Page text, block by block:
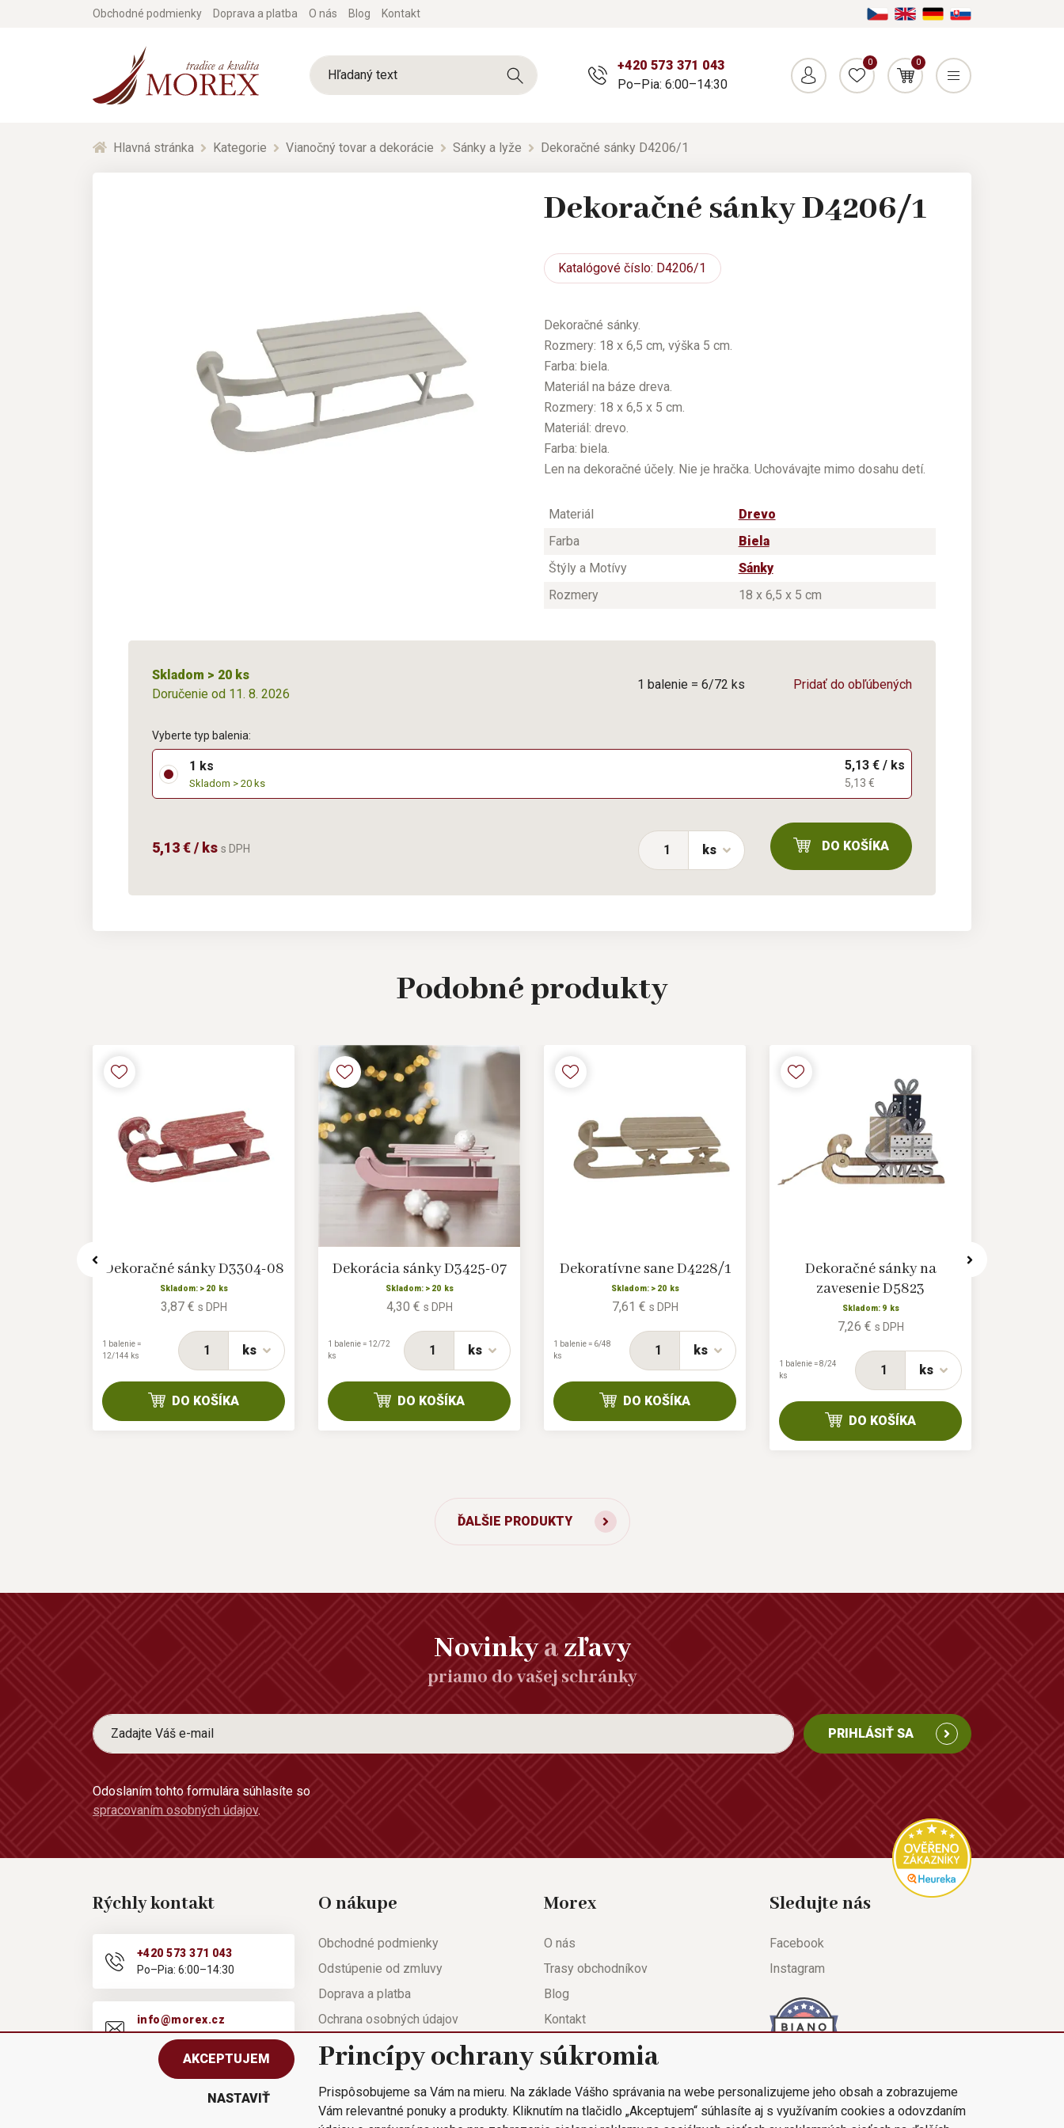
Obchodné podmienky Doprava a platba O nás Blog Kontakt
+420 573 371 043
Po–Pia: 6:00–14:30
0 0
Hlavná stránka Kategorie Vianočný tovar a dekorácie Sánky a lyže Dekoračné sánky D4206/1
Dekoračné sánky D4206/1
Katalógové číslo: D4206/1
Dekoračné sánky.
Rozmery: 18 x 6,5 cm, výška 5 cm.
Farba: biela.
Materiál na báze dreva.
Rozmery: 18 x 6,5 x 5 cm.
Materiál: drevo.
Farba: biela.
Len na dekoračné účely. Nie je hračka. Uchovávajte mimo dosahu detí.
Materiál
Drevo
Farba
Biela
Štýly a Motívy
Sánky
Rozmery
18 x 6,5 x 5 cm
Skladom > 20 ks
Doručenie od 11. 8. 2026
1 balenie = 6/72 ks Pridať do obľúbených
Vyberte typ balenia:
1 ks
Skladom > 20 ks
5,13 € / ks
5,13 €
5,13 € / ks s DPH ks DO KOŠÍKA
Podobnéprodukty
Dekoračné sánky D3304-08
Skladom: > 20 ks
3,87 € s DPH
ks
1 balenie =
12/144 ks
DO KOŠÍKA
Dekorácia sánky D3425-07
Skladom: > 20 ks
4,30 € s DPH
ks
1 balenie = 12/72
ks
DO KOŠÍKA
Dekoratívne sane D4228/1
Skladom: > 20 ks
7,61 € s DPH
ks
1 balenie = 6/48
ks
DO KOŠÍKA
Dekoračné sánky na
zavesenie D5823
Skladom: 9 ks
7,26 € s DPH
ks
1 balenie = 8/24
ks
DO KOŠÍKA
ĎALŠIE PRODUKTY
Novinkyazľavy
priamo do vašej schránky
PRIHLÁSIŤ SA
Odoslaním tohto formulára súhlasíte so
spracovaním osobných údajov.
Rýchly kontakt
+420 573 371 043
Po–Pia: 6:00–14:30
info@morex.cz
Po–Pia: 6:00–14:30
O nákupe
Obchodné podmienky
Odstúpenie od zmluvy
Doprava a platba
Ochrana osobných údajov
Nápoveda
Reklamačný list
Rýchla objednávka
Morex
O nás
Trasy obchodníkov
Blog
Kontakt
Nastavenie súkromia
Sledujte nás
Facebook
Instagram
AKCEPTUJEM
NASTAVIŤ
Princípy ochrany súkromia
Prispôsobujeme sa Vám na mieru. Na základe Vášho správania na webe personalizujeme jeho obsah a zobrazujeme
Vám relevantné ponuky a produkty. Kliknutím na tlačidlo „Akceptujem“ súhlasíte aj s využívaním cookies a odovzdaním